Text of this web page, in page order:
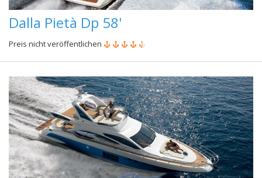
Dalla Pietà Dp 58'
Preis nicht veröffentlichen